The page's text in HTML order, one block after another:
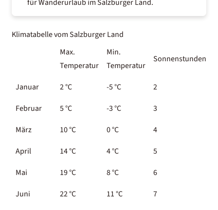
für Wanderurlaub im Salzburger Land.
Klimatabelle vom Salzburger Land
Max.
Temperatur
Min.
Temperatur
Sonnenstunden
Januar 2°C -5°C 2
Februar
5°C -3°C 3
März
10°C 0°C 4
April
14°C 4°C 5
Mai
19°C 8°C 6
Juni
22°C 11°C 7